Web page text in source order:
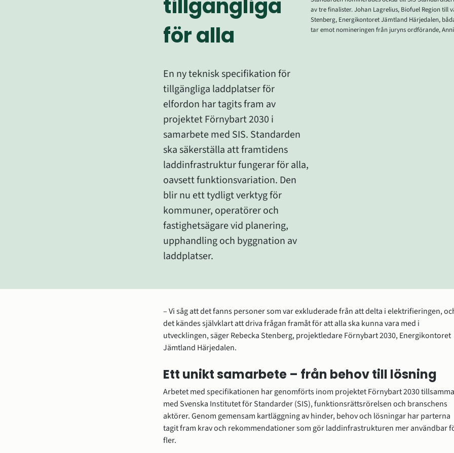
tillgängliga
för alla
En ny teknisk specifikation för
tillgängliga laddplatser för
elfordon har tagits fram av
projektet Förnybart 2030 i
samarbete med SIS. Standarden
ska säkerställa att framtidens
laddinfrastruktur fungerar för alla,
oavsett funktionsvariation. Den
blir nu ett tydligt verktyg för
kommuner, operatörer och
fastighetsägare vid planering,
upphandling och byggnation av
laddplatser.
av tre finalister. Johan Lagrelius, Biofuel Region till
Stenberg, Energikontoret Jämtland Härjedalen,
tar emot nomineringen från juryns ordförande,
– Vi såg att det fanns personer som var exkluderade från att delta i elektrifieringen,
det kändes självklart att driva frågan framåt för att alla ska kunna vara med i
utvecklingen, säger Rebecka Stenberg, projektledare Förnybart 2030, Energikontoret
Jämtland Härjedalen.
Ett unikt samarbete – från behov till lösning
Arbetet med specifikationen har genomförts inom projektet Förnybart 2030
med Svenska Institutet för Standarder (SIS), funktionsrättsrörelsen och branschens
aktörer. Genom gemensam kartläggning av hinder, behov och lösningar har parterna
tagit fram krav och rekommendationer som gör laddinfrastrukturen mer användbar
fler.